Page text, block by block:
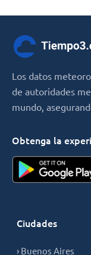
Los datos
de autoridades
mundo,
Obtenga la
Ciudades
› Buenos Aires